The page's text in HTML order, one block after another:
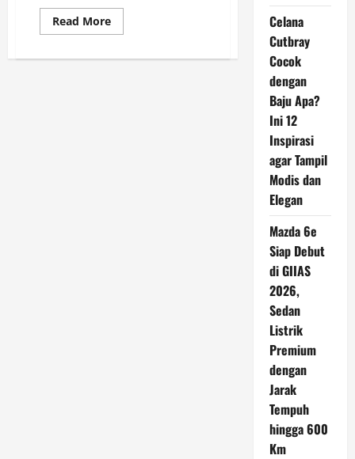
Read MoreRead
more
Akan
Celana
Cutbray
Cocok
dengan
Baju Apa?
Ini 12
Inspirasi
agar Tampil
Modis dan
Elegan
Mazda 6e
Siap Debut
di GIIAS
2026,
Sedan
Listrik
Premium
dengan
Jarak
Tempuh
hingga 600
Km